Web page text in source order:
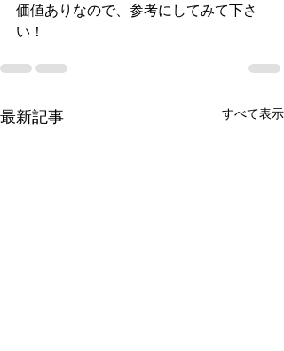
価値ありなので、参考にしてみて下さ
い！
最新記事 すべて表示